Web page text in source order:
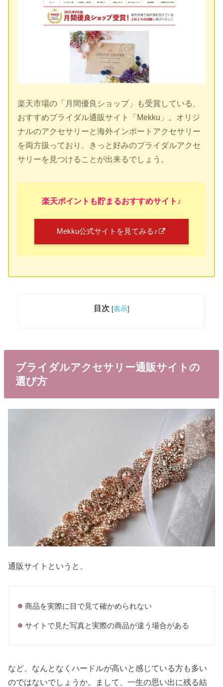
楽天市場の「月間優良ショップ」も受賞している、
おすすめブライダル通販サイト「Mekku」。オリジ
ナルのアクセサリーと海外インポートアクセサリー
を両方扱っており、きっと好みのブライダルアクセ
サリーを見つけることが出来るでしょう。
楽天ポイントも貯まるおすすめサイト♪
Mekku公式サイトを見てみる♪
目次 [表示]
ブライダルアクセサリー通販サイトの
選び方
通販サイトというと、
商品を実際に目で見て確かめられない
サイトで見た写真と実際の商品が違う場合がある
など、なんとなくハードルが高いと感じている方も多い
のではないでしょうか。まして、一生の思い出に残る結